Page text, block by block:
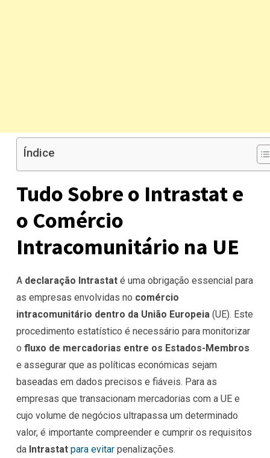
Índice
Tudo Sobre o Intrastat e
o Comércio
Intracomunitário na UE
A declaração Intrastat é uma obrigação essencial para
as empresas envolvidas no comércio
intracomunitário dentro da União Europeia (UE). Este
procedimento estatístico é necessário para monitorizar
o fluxo de mercadorias entre os Estados-Membros
e assegurar que as políticas económicas sejam
baseadas em dados precisos e fiáveis. Para as
empresas que transacionam mercadorias com a UE e
cujo volume de negócios ultrapassa um determinado
valor, é importante compreender e cumprir os requisitos
da Intrastat para evitar penalizações.